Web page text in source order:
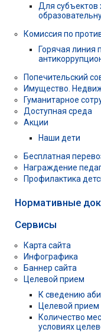
Для субъектов
Комиссия по
Горячая линия
Попечительский
Имущество.
Гуманитарное
Доступная среда
Акции
Наши дети
Бесплатная
Награждение
Профилактика
Нормативные
Сервисы
Карта сайта
Инфографика
Баннер сайта
Целевой прием
К сведению
Целевой прием
Количество
условиях